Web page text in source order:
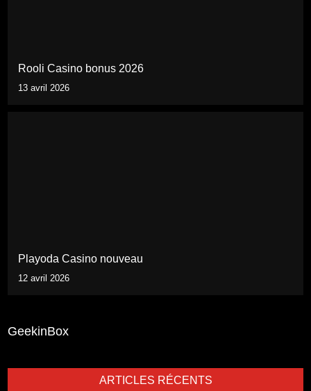
Rooli Casino bonus 2026
13 avril 2026
Playoda Casino nouveau
12 avril 2026
GeekinBox
ARTICLES RÉCENTS